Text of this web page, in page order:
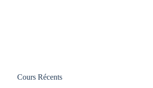
Cours Récents